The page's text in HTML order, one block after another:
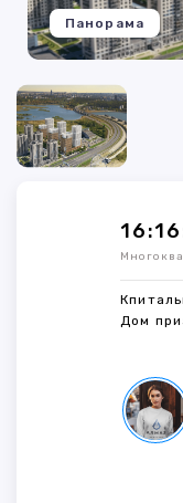
Панорама
Дом